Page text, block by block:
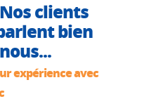
Nos clients
bien
expérience avec